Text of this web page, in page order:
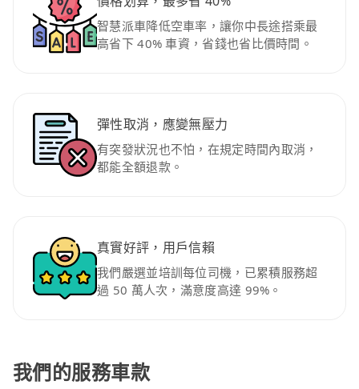
智慧派車降低空車率，讓你中長途搭乘最
高省下 40% 車資，省錢也省比價時間。
彈性取消，應變無壓力
有突發狀況也不怕，在規定時間內取消，
都能全額退款。
真實好評，用戶信賴
我們嚴選並培訓每位司機，已累積服務超
過 50 萬人次，滿意度高達 99%。
我們的服務車款